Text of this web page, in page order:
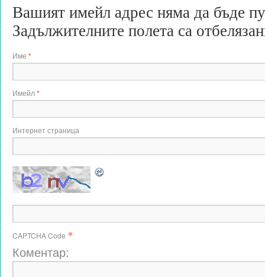
Вашият имейл адрес няма да бъде
Задължителните полета са
Име *
Имейл *
Интернет страница
CAPTCHA Code *
Коментар: